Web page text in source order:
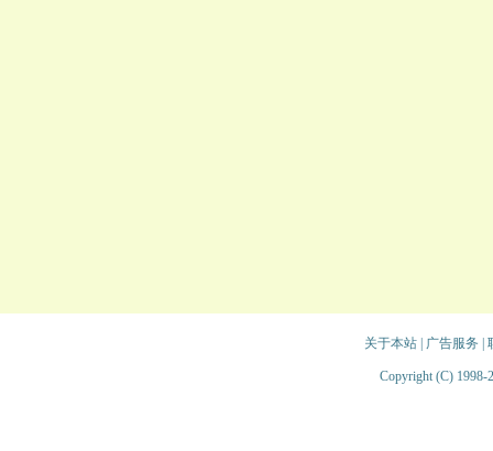
关于本站| 广告服务
Copyright (C) 1998-